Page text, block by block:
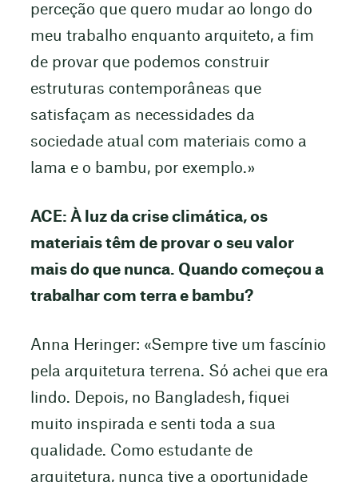
perceção que quero mudar ao longo do
meu trabalho enquanto arquiteto, a fim
de provar que podemos construir
estruturas contemporâneas que
satisfaçam as necessidades da
sociedade atual com materiais como a
lama e o bambu, por exemplo.»
ACE: À luz da crise climática, os
materiais têm de provar o seu valor
mais do que nunca. Quando começou a
trabalhar com terra e bambu?
Anna Heringer: «Sempre tive um fascínio
pela arquitetura terrena. Só achei que era
lindo. Depois, no Bangladesh, fiquei
muito inspirada e senti toda a sua
qualidade. Como estudante de
arquitetura, nunca tive a oportunidade